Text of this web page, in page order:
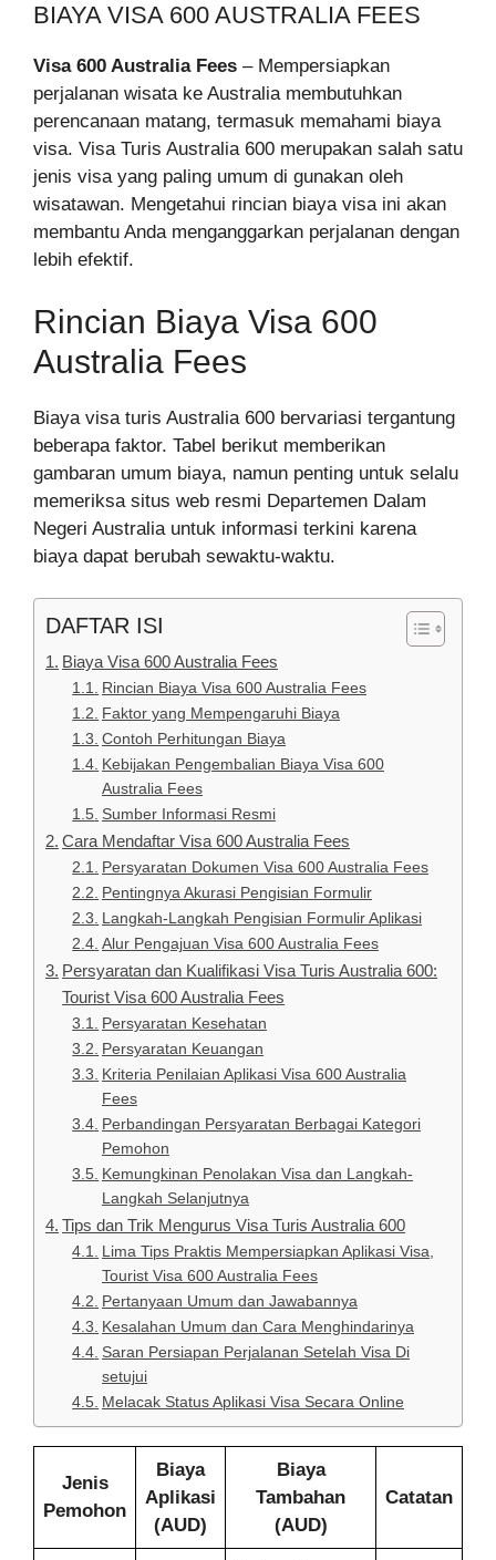
BIAYA VISA 600 AUSTRALIA FEES
Visa 600 Australia Fees – Mempersiapkan
perjalanan wisata ke Australia membutuhkan
perencanaan matang, termasuk memahami biaya
visa. Visa Turis Australia 600 merupakan salah satu
jenis visa yang paling umum di gunakan oleh
wisatawan. Mengetahui rincian biaya visa ini akan
membantu Anda menganggarkan perjalanan dengan
lebih efektif.
Rincian Biaya Visa 600
Australia Fees
Biaya visa turis Australia 600 bervariasi tergantung
beberapa faktor. Tabel berikut memberikan
gambaran umum biaya, namun penting untuk selalu
memeriksa situs web resmi Departemen Dalam
Negeri Australia untuk informasi terkini karena
biaya dapat berubah sewaktu-waktu.
DAFTAR ISI
Biaya Visa 600 Australia Fees
Rincian Biaya Visa 600 Australia Fees
Faktor yang Mempengaruhi Biaya
Contoh Perhitungan Biaya
Kebijakan Pengembalian Biaya Visa 600
Australia Fees
Sumber Informasi Resmi
Cara Mendaftar Visa 600 Australia Fees
Persyaratan Dokumen Visa 600 Australia Fees
Pentingnya Akurasi Pengisian Formulir
Langkah-Langkah Pengisian Formulir Aplikasi
Alur Pengajuan Visa 600 Australia Fees
Persyaratan dan Kualifikasi Visa Turis Australia 600:
Tourist Visa 600 Australia Fees
Persyaratan Kesehatan
Persyaratan Keuangan
Kriteria Penilaian Aplikasi Visa 600 Australia
Fees
Perbandingan Persyaratan Berbagai Kategori
Pemohon
Kemungkinan Penolakan Visa dan Langkah-
Langkah Selanjutnya
Tips dan Trik Mengurus Visa Turis Australia 600
Lima Tips Praktis Mempersiapkan Aplikasi Visa,
Tourist Visa 600 Australia Fees
Pertanyaan Umum dan Jawabannya
Kesalahan Umum dan Cara Menghindarinya
Saran Persiapan Perjalanan Setelah Visa Di
setujui
Melacak Status Aplikasi Visa Secara Online
Jenis
Pemohon
Biaya
Aplikasi
(AUD)
Biaya
Tambahan
(AUD)
Catatan